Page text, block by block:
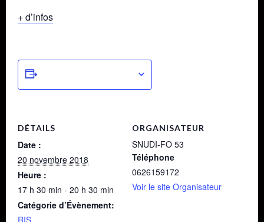
+ d’infos
DÉTAILS
Date :
20 novembre 2018
Heure :
17 h 30 min - 20 h 30 min
Catégorie d’Évènement:
RIS
ORGANISATEUR
SNUDI-FO 53
Téléphone
0626159172
Voir le site Organisateur